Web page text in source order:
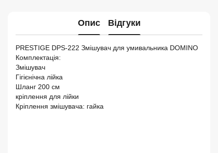
Опис Відгуки
PRESTIGE DPS-222 Змішувач для умивальника DOMINO
Комплектація:
Змішувач
Гігієнічна лійка
Шланг 200 см
кріплення для лійки
Кріплення змішувача: гайка